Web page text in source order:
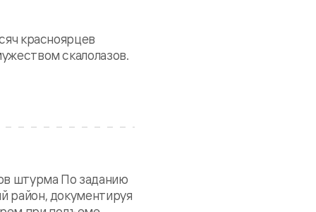
красноярцев
скалолазов.
штурма По заданию
район, документируя